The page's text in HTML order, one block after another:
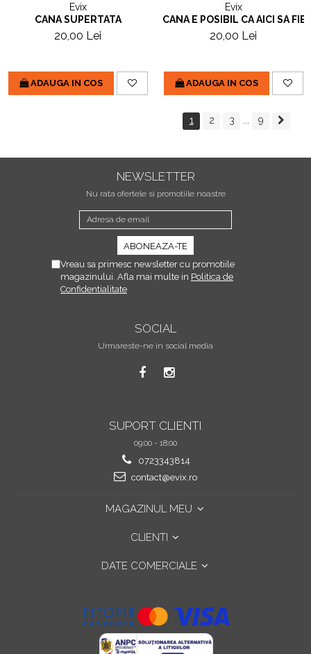
Evix
CANA SUPERTATA
20,00 Lei
ADAUGA IN COS
Evix
CANA E POSIBIL CA AICI SA FIE
20,00 Lei
ADAUGA IN COS
1 2 3 9
NEWSLETTER
Nu rata ofertele si promotiile noastre
Vreau sa primesc newsletter cu promotiile
magazinului. Afla mai multe in Politica de
Confidentialitate
SOCIAL
Urmareste-ne in social media
SUPORT CLIENTI
09:00 - 18:00
0723343814
contact@evix.ro
MAGAZINUL MEU
CLIENTI
DATE COMERCIALE